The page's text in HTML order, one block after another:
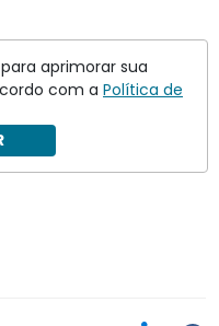
aprimorar sua
com a Política de